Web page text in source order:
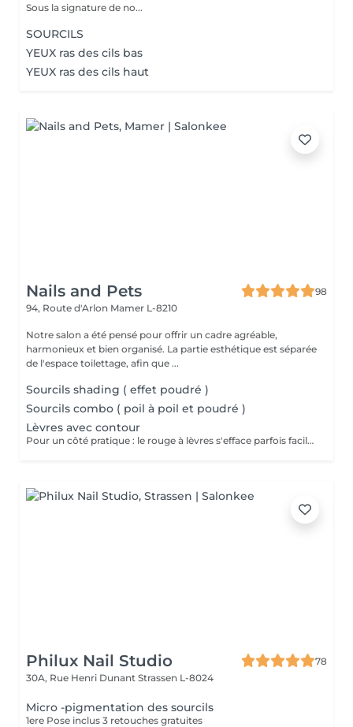
Sous la signature de no...
SOURCILS
YEUX ras des cils bas
YEUX ras des cils haut
Nails and Pets
98
94, Route d'Arlon Mamer L-8210
Notre salon a été pensé pour offrir un cadre agréable,
harmonieux et bien organisé. La partie esthétique est séparée
de l'espace toilettage, afin que ...
Sourcils shading ( effet poudré )
Sourcils combo ( poil à poil et poudré )
Lèvres avec contour
Pour un côté pratique : le rouge à lèvres s'efface parfois facilement ou laisse des traces. Pour un côté esthétique (lèvres trop fines, asymétriques etc...) : Le maquillage permanent vous permettra de remodeler vos lèvres. Le maquillage permanent vous permet de dessiner le contour des lèvres ou de faire un remplissage. Ce dernier n'a pas pour but de vous donner l'effet d'un rouge à lèvres mais plutôt de leur redonner une coloration naturelle et du volume.
Philux Nail Studio
78
30A, Rue Henri Dunant Strassen L-8024
Micro -pigmentation des sourcils
1ere Pose inclus 3 retouches gratuites